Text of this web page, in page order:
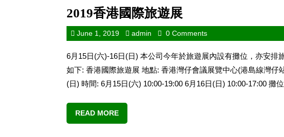
2019香港國際旅遊展
June 1, 2019 admin 0 Comments
6月15日(六)-16日(日) 本公司今年於旅遊展內設有攤位，亦安排
如下: 香港國際旅遊展 地點: 香港灣仔會議展覽中心(港島線灣仔
(日) 時間: 6月15日(六) 10:00-19:00 6月16日(日) 10:00-17:00 攤
READ MORE